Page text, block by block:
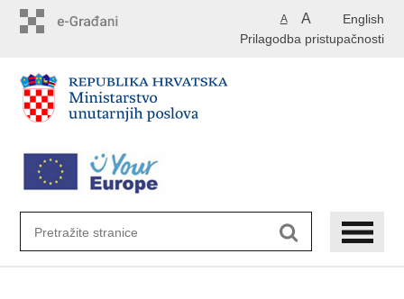
English
A A
Prilagodba pristupačnosti